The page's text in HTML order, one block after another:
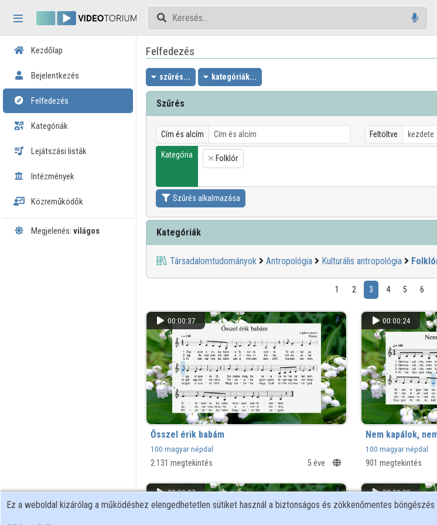
Tartalom kihagyása
Kezdőlap
Bejelentkezés
Felfedezés
Kategóriák
Lejátszási listák
Intézmények
Közreműködők
Megjelenés: világos
Felfedezés
szűrés... kategóriák...
Szűrés
Cím és alcím Feltöltve
Kategória
×
Folklór
Szűrés alkalmazása
Kategóriák
Társadalomtudományok Antropológia Kulturális antropológia
1 2 3 4 5 6
00:00:37
Ősszel érik babám
100 magyar népdal
2 131 megtekintés 5 éve
00:00:24
Nem kapálok,
100 magyar népdal
901 megtekintés
00:00:37 00:00:29
Ez a weboldal kizárólag a működéshez elengedhetetlen sütiket használ a biztonságos és zökkenőmentes böngészés